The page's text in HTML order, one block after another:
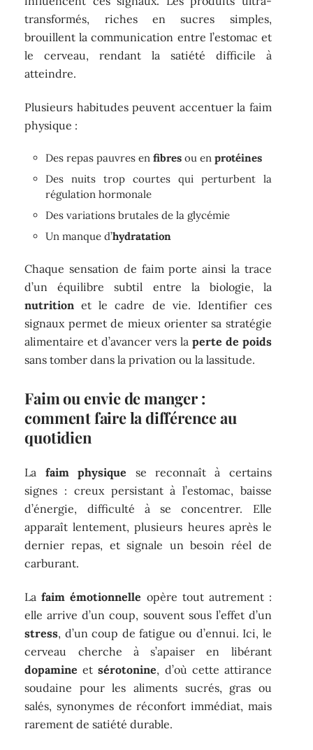
transformés, riches en sucres simples,
brouillent la communication entre l’estomac et
le cerveau, rendant la satiété difficile à
atteindre.
Plusieurs habitudes peuvent accentuer la faim
physique :
Des repas pauvres enfibres ou enprotéines
Des nuits trop courtes qui perturbent la
régulation hormonale
Des variations brutales de la glycémie
Un manque d’hydratation
Chaque sensation de faim porte ainsi la trace
d’un équilibre subtil entre la biologie, la
nutrition et le cadre de vie. Identifier ces
signaux permet de mieux orienter sa stratégie
alimentaire et d’avancer vers la perte de poids
sans tomber dans la privation ou la lassitude.
Faim ou envie de manger :
comment faire la différence au
quotidien
La faim physique se reconnaît à certains
signes : creux persistant à l’estomac, baisse
d’énergie, difficulté à se concentrer. Elle
apparaît lentement, plusieurs heures après le
dernier repas, et signale un besoin réel de
carburant.
Lafaim émotionnelle opère tout autrement :
elle arrive d’un coup, souvent sous l’effet d’un
stress, d’un coup de fatigue ou d’ennui. Ici, le
cerveau cherche à s’apaiser en libérant
dopamine etsérotonine, d’où cette attirance
soudaine pour les aliments sucrés, gras ou
salés, synonymes de réconfort immédiat, mais
rarement de satiété durable.